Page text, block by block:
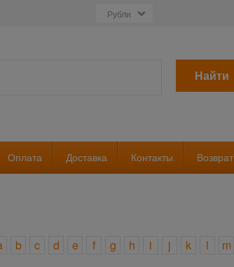
Найти
Оплата Доставка Контакты Возврат
b c d e f g h i j k l m